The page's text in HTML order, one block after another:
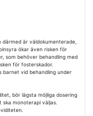
är väldokumenterade,
ökar även risken för
som behöver behandling med
för fosterskador.
barnet vid behandling under
bör lägsta möjliga dosering
monoterapi väljas.